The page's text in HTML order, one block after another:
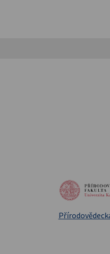
Státní oblastní